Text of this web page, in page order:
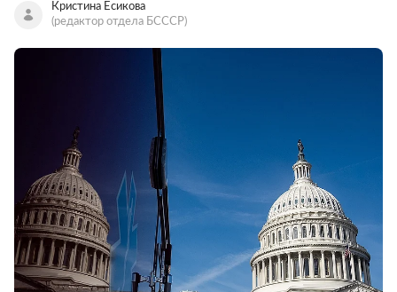
Кристина Есикова
(редактор отдела БСССР)